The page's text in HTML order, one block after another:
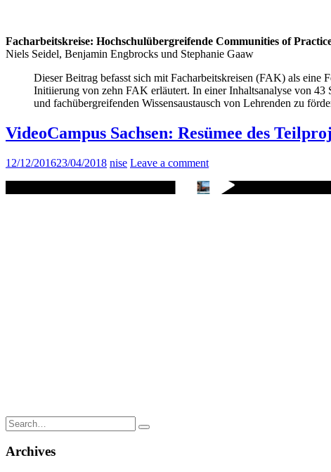
Facharbeitskreise: Hochschulübergreifende Communities of
Niels Seidel, Benjamin Engbrocks und Stephanie Gaaw
Dieser Beitrag befasst sich mit Facharbeitskreisen (FAK) als eine
Initiierung von zehn FAK erläutert. In einer Inhaltsanalyse von
und fachübergreifenden Wissensaustausch von Lehrenden zu
VideoCampus Sachsen: Resümee des
12/12/201623/04/2018 nise Leave a comment
Search
for:
Archives